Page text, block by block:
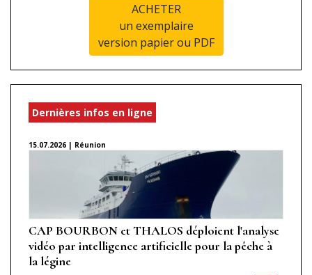
ACHETER
un exemplaire
version papier ou PDF
Dernières infos en ligne
15.07.2026 | Réunion
CAP BOURBON et THALOS déploient l'analyse
vidéo par intelligence artificielle pour la pêche à
la légine